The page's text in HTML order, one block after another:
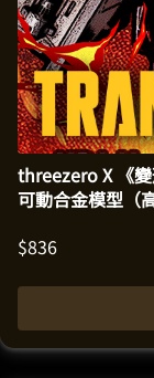
threezero X 《
可動合金模型（
$836